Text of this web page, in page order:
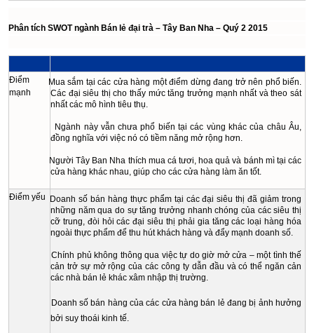
Phân tích SWOT ngành Bán lẻ đại trà – Tây Ban Nha – Quý 2 2015
Điểm
mạnh
Mua sắm tại các cửa hàng một điểm dừng đang trở nên phổ biến.
Các đại siêu thị cho thấy mức tăng trưởng mạnh nhất và theo sát
nhất các mô hình tiêu thụ.
Ngành này vẫn chưa phổ biến tại các vùng khác của châu Âu,
đồng nghĩa với việc nó có tiềm năng mở rộng hơn.
Người Tây Ban Nha thích mua cá tươi, hoa quả và bánh mì tại các
cửa hàng khác nhau, giúp cho các cửa hàng làm ăn tốt.
Điểm yếu
Doanh số bán hàng thực phẩm tại các đại siêu thị đã giảm trong
những năm qua do sự tăng trưởng nhanh chóng của các siêu thị
cỡ trung, đòi hỏi các đại siêu thị phải gia tăng các loại hàng hóa
ngoài thực phẩm để thu hút khách hàng và đẩy mạnh doanh số.
Chính phủ không thông qua việc tự do giờ mở cửa – một tình thế
cản trở sự mở rộng của các công ty dẫn đầu và có thể ngăn cản
các nhà bán lẻ khác xâm nhập thị trường.
Doanh số bán hàng của các cửa hàng bán lẻ đang bị ảnh hưởng
bởi suy thoái kinh tế.